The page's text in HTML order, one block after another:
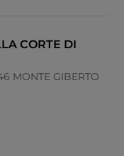
CORTE DI
MONTE GIBERTO